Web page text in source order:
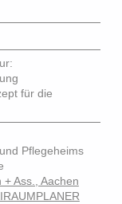
für die
Pflegeheims
+ Ass., Aachen